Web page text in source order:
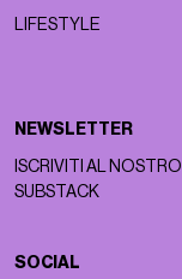
LIFESTYLE
NEWSLETTER
ISCRIVITI AL NOSTRO
SUBSTACK
SOCIAL